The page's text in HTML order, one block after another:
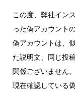
この度、弊社イン
った偽アカウント
偽アカウントは、
た説明文、同じ投
関係ございません。
現在確認している